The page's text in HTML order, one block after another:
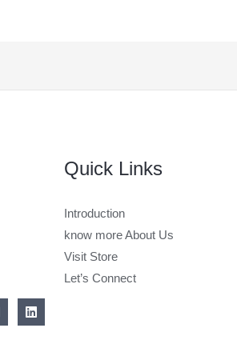
Quick Links
Introduction
know more About Us
Visit Store
Let’s Connect